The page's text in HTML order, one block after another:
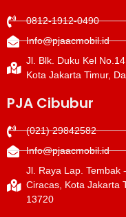
0812-1912-0490
Info@pjaacmobil.id
Jl. Blk. Duku Kel
Kota Jakarta Timur,
PJA Cibubur
(021) 29842582
Info@pjaacmobil.id
Jl. Raya Lap. Tembak
Ciracas, Kota Jakarta
13720